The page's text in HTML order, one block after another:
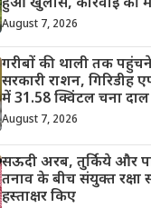
हुआ खुलास, कार्रवाई की
August 7, 2026
गरीबों की थाली तक
सरकारी राशन, गिरिडीह
में 31.58 क्विंटल चना दाल
August 7, 2026
सऊदी अरब, तुर्किये और
तनाव के बीच संयुक्त रक्षा
हस्ताक्षर किए